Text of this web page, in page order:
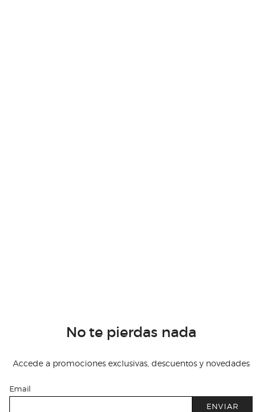
No te pierdas nada
Accede a promociones exclusivas, descuentos y novedades
Email
ENVIAR